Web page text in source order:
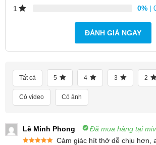
Mục lục
1
0% |
ĐÁNH GIÁ NGAY
Tất cả 5 4 3 2
Có video Có ảnh
Lê Minh Phong Đã mua hàng tại
Cảm giác hít thở dễ chịu hơn,